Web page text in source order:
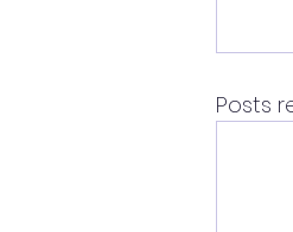
Posts